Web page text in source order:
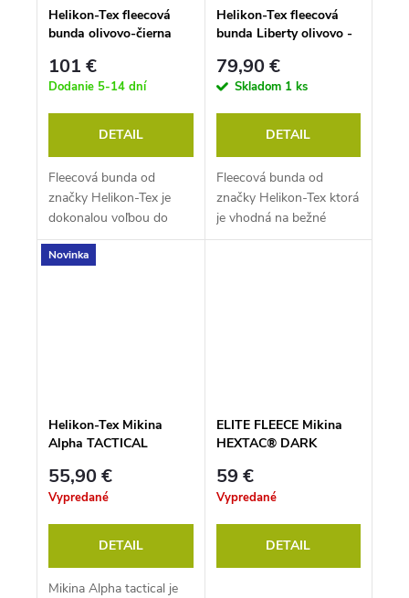
Helikon-Tex fleecová
bunda olivovo-čierna
101 €
Dodanie 5-14 dní
DETAIL
Fleecová bunda od
značky Helikon-Tex je
dokonalou voľbou do
extrémnych podmienok.
Helikon-Tex fleecová
bunda Liberty olivovo -
79,90 €
Skladom 1 ks
DETAIL
Fleecová bunda od
značky Helikon-Tex ktorá
je vhodná na bežné
nosenie do chladného
Novinka
Helikon-Tex Mikina
Alpha TACTICAL
55,90 €
Vypredané
DETAIL
Mikina Alpha tactical je
ELITE FLEECE Mikina
HEXTAC® DARK
59 €
Vypredané
DETAIL